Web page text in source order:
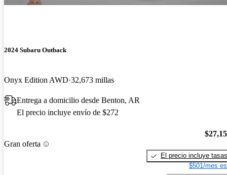
2024 Subaru Outback
Onyx Edition AWD 32,673 millas
Entrega a domicilio desde Benton, AR
El precio incluye envío de $272
Gran oferta
El precio incluye tasas
$501/mes